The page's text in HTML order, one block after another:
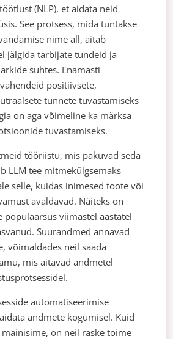
(NLP), et aidata neid
See protsess, mida tuntakse
nime all, aitab
jälgida tarbijate tundeid ja
suhtes. Enamasti
positiivsete,
tunnete tuvastamiseks
on aga võimeline ka märksa
tuvastamiseks.
tööriistu, mis pakuvad seda
LLM tee mitmekülgsemaks
selle, kuidas inimesed toote või
avaldavad. Näiteks on
populaarsus viimastel aastatel
Suurandmed annavad
võimaldades neil saada
mis aitavad andmetel
automatiseerimise
andmete kogumisel. Kuid
on neil raske toime